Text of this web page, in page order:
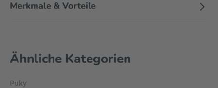
Merkmale & Vorteile
Ähnliche Kategorien
Puky